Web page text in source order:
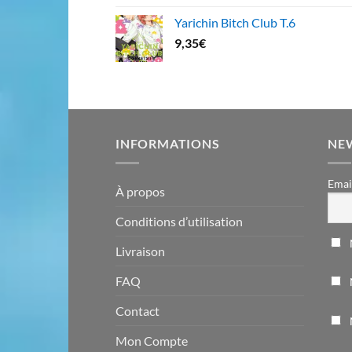
Yarichin Bitch Club T.6
9,35€
INFORMATIONS
À propos
Conditions d’utilisation
Livraison
FAQ
Contact
Mon Compte